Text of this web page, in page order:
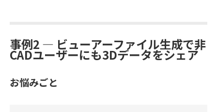
事例2 ― ビューアーファイル生成で非
CADユーザーにも3Dデータをシェア
お悩みごと